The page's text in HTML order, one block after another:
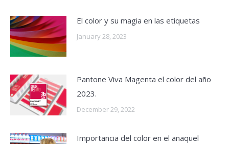
El color y su magia en las etiquetas
January 28, 2023
Pantone Viva Magenta el color del año
2023.
December 29, 2022
Importancia del color en el anaquel